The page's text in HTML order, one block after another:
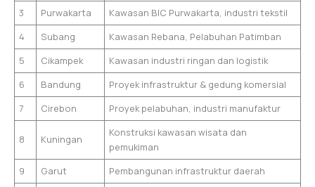
3
Purwakarta
Kawasan BIC Purwakarta, industri tekstil
4
Subang
Kawasan Rebana, Pelabuhan Patimban
5
Cikampek
Kawasan industri ringan dan logistik
6
Bandung
Proyek infrastruktur & gedung komersial
7
Cirebon Proyek pelabuhan, industri manufaktur
8 Kuningan
Konstruksi kawasan wisata dan
pemukiman
9
Garut Pembangunan infrastruktur daerah